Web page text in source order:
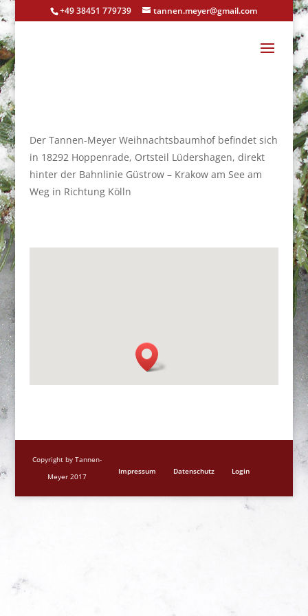
+49 38451 779739 tannen.meyer@gmail.com
Der Tannen-Meyer Weihnachtsbaumhof befindet sich
in 18292 Hoppenrade, Ortsteil Lüdershagen, direkt
hinter der Bahnlinie Güstrow – Krakow am See am
Weg in Richtung Kölln
Copyright by Tannen-
Meyer 2017
Impressum Datenschutz Login